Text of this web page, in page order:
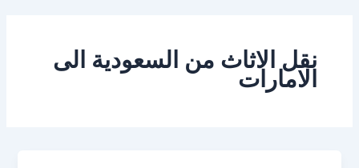
نقل الاثاث من السعودية الى
الامارات